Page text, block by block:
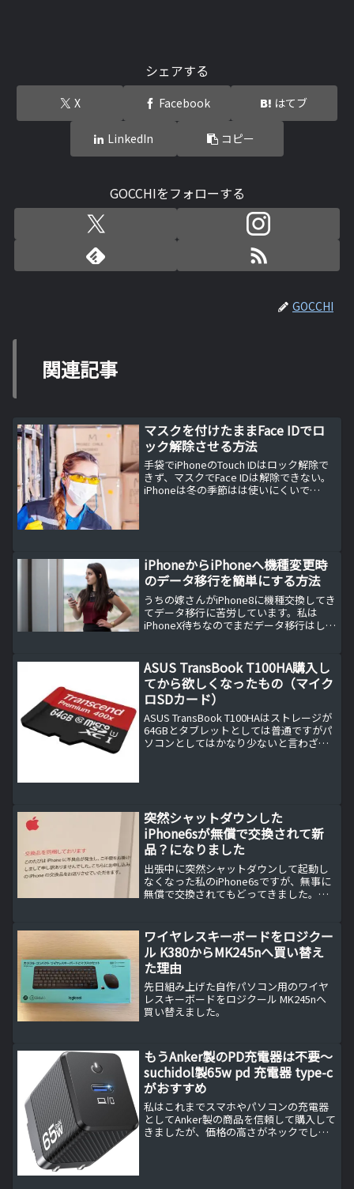
シェアする
X Facebook はてブ
LinkedIn コピー
GOCCHIをフォローする
GOCCHI
関連記事
マスクを付けたままFace IDでロ
ック解除させる方法
手袋でiPhoneのTouch IDはロック解除で
きず、マスクでFace IDは解除できない。
iPhoneは冬の季節はは使いにくいで
iPhoneからiPhoneへ機種変更時
のデータ移行を簡単にする方法
うちの嫁さんがiPhone8に機種交換してき
てデータ移行に苦労しています。私は
iPhoneX待ちなのでまだデータ移行はして
行の方法をお伝えします。そもそもバッ
ク...
ASUS TransBook T100HA購入し
てから欲しくなったもの（マイク
ロSDカード）
ASUS TransBook T100HAはストレージが
64GBとタブレットとしては普通ですがパ
ソコンとしてはかなり少ないと言わざる
突然シャットダウンした
iPhone6sが無償で交換されて新
品？になりました
出張中に突然シャットダウンして起動し
なくなった私のiPhone6sですが、無事に
無償で交換されてもどってきました。し
きましたアップルのサポートチャットで
手続きを完了さ...
ワイヤレスキーボードをロジクー
ル K380からMK245nへ買い替え
た理由
先日組み上げた自作パソコン用のワイヤ
レスキーボードをロジクール MK245nへ
買い替えました。
もうAnker製のPD充電器は不要～
suchidol製65w pd 充電器 type-c
がおすすめ
私はこれまでスマホやパソコンの充電器
としてAnker製の商品を信頼して購入して
きましたが、価格の高さがネックでし